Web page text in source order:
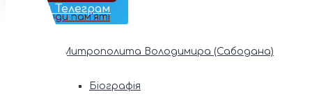
Наш Телеграм
Фонди пам’яті
Митрополита Володимира (Сабодана)
Біографія